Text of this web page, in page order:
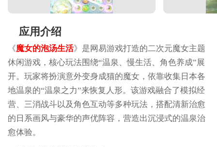
应用介绍
《魔女的泡汤生活》是网易游戏打造的二次元魔女主题
休闲游戏，核心玩法围绕“温泉、慢生活、角色养成”展
开。玩家将扮演意外变身成猫的魔女，依靠收集日本各
地温泉的“温泉之力”来恢复人形。该游戏融合了模拟经
营、三消战斗以及角色互动等多种玩法，搭配清新治愈
的日系画风与豪华的声优阵容，营造出沉浸式的温泉治
愈体验。